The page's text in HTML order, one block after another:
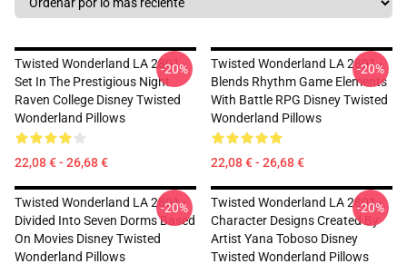
Twisted Wonderland LA 2801 -
Set In The Prestigious Night
Raven College Disney Twisted
Wonderland Pillows
22,08 € - 26,68 €
-20%
Twisted Wonderland LA 2801 -
Blends Rhythm Game Elements
With Battle RPG Disney Twisted
Wonderland Pillows
22,08 € - 26,68 €
-20%
Twisted Wonderland LA 2801 -
Divided Into Seven Dorms Based
On Movies Disney Twisted
Wonderland Pillows
-20%
Twisted Wonderland LA 2801 -
Character Designs Created By
Artist Yana Toboso Disney
Twisted Wonderland Pillows
-20%